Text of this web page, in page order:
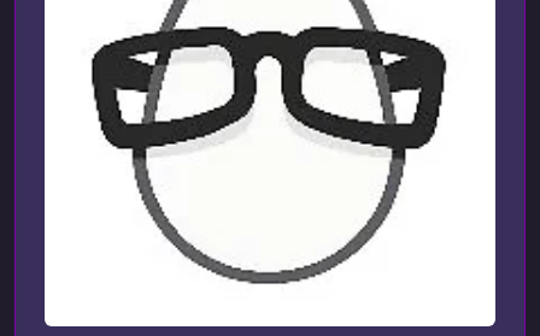
Introduction to Vim Plugins